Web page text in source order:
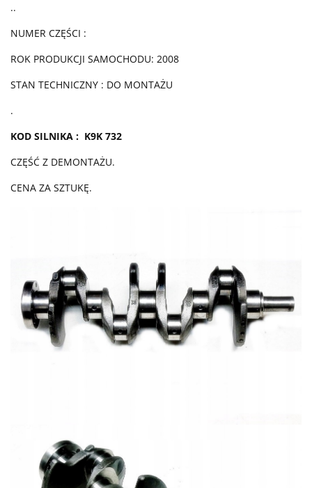
..
NUMER CZĘŚCI :
ROK PRODUKCJI SAMOCHODU: 2008
STAN TECHNICZNY : DO MONTAŻU
.
KOD SILNIKA : K9K 732
CZĘŚĆ Z DEMONTAŻU.
CENA ZA SZTUKĘ.